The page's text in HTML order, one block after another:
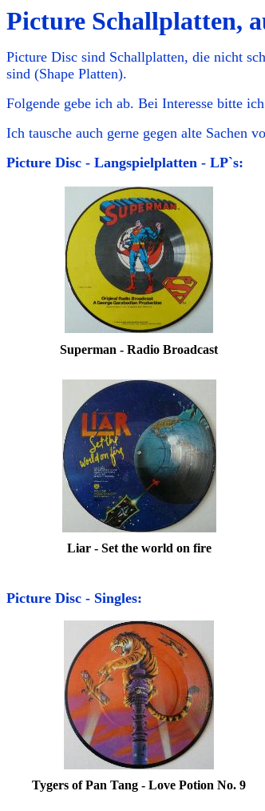
Picture Schallplatten,
Picture Disc sind Schallplatten, die nicht
sind (Shape Platten).
Folgende gebe ich ab. Bei Interesse bitte
Ich tausche auch gerne gegen alte Sachen
Picture Disc - Langspielplatten - LP`s:
Superman - Radio Broadcast
Liar - Set the world on fire
Picture Disc - Singles:
Tygers of Pan Tang - Love Potion No. 9